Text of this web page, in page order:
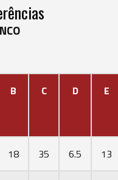
B C D E
18 35 6.5 13